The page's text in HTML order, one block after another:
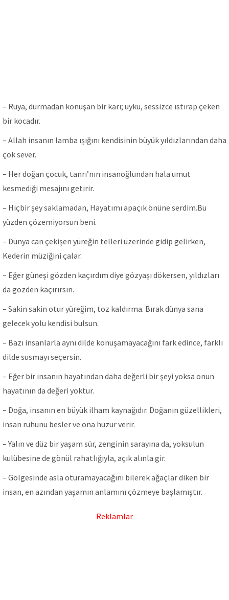
– Rüya, durmadan konuşan bir karı; uyku, sessizce ıstırap çeken
bir kocadır.
– Allah insanın lamba ışığını kendisinin büyük yıldızlarından daha
çok sever.
– Her doğan çocuk, tanrı’nın insanoğlundan hala umut
kesmediği mesajını getirir.
– Hiçbir şey saklamadan, Hayatımı apaçık önüne serdim.Bu
yüzden çözemiyorsun beni.
– Dünya can çekişen yüreğin telleri üzerinde gidip gelirken,
Kederin müziğini çalar.
– Eğer güneşi gözden kaçırdım diye gözyaşı dökersen, yıldızları
da gözden kaçırırsın.
– Sakin sakin otur yüreğim, toz kaldırma. Bırak dünya sana
gelecek yolu kendisi bulsun.
– Bazı insanlarla aynı dilde konuşamayacağını fark edince, farklı
dilde susmayı seçersin.
– Eğer bir insanın hayatından daha değerli bir şeyi yoksa onun
hayatının da değeri yoktur.
– Doğa, insanın en büyük ilham kaynağıdır. Doğanın güzellikleri,
insan ruhunu besler ve ona huzur verir.
– Yalın ve düz bir yaşam sür, zenginin sarayına da, yoksulun
kulübesine de gönül rahatlığıyla, açık alınla gir.
– Gölgesinde asla oturamayacağını bilerek ağaçlar diken bir
insan, en azından yaşamın anlamını çözmeye başlamıştır.
Reklamlar